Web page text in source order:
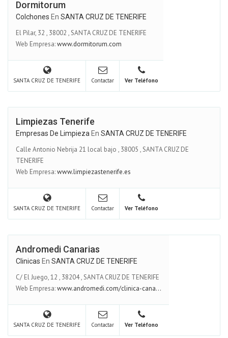
Dormitorum
Colchones En SANTA CRUZ DE TENERIFE
El Pilar, 32 , 38002 ,SANTA CRUZ DE TENERIFE
Web Empresa:www.dormitorum.com
SANTA CRUZ DE TENERIFE Contactar Ver Teléfono
Limpiezas Tenerife
Empresas De Limpieza En SANTA CRUZ DE TENERIFE
Calle Antonio Nebrija 21 local bajo , 38005 ,SANTA CRUZ DE
TENERIFE
Web Empresa:www.limpiezastenerife.es
SANTA CRUZ DE TENERIFE Contactar Ver Teléfono
Andromedi Canarias
Clinicas En SANTA CRUZ DE TENERIFE
C/ El Juego, 12 , 38204,SANTA CRUZ DE TENERIFE
Web Empresa:www.andromedi.com/clinica-cana...
SANTA CRUZ DE TENERIFE Contactar Ver Teléfono